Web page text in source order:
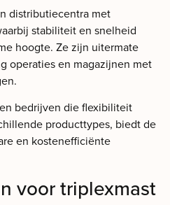
distributiecentra met
stabiliteit en snelheid
hoogte. Ze zijn uitermate
operaties en magazijnen met
bedrijven die flexibiliteit
producttypes, biedt de
en kostenefficiënte
voor triplexmast